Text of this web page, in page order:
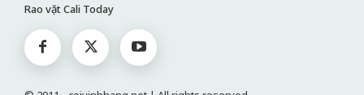
Rao vặt Cali Today